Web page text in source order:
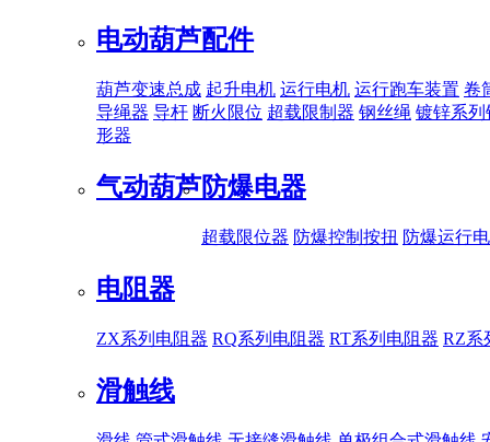
电动葫芦配件
葫芦变速总成 起升电机 运行电机 运行跑车装置 卷
导绳器 导杆 断火限位 超载限制器 钢丝绳 镀锌系列
形器
气动葫芦防爆电器
超载限位器 防爆控制按扭 防爆运行
电阻器
ZX系列电阻器 RQ系列电阻器 RT系列电阻器 RZ系
滑触线